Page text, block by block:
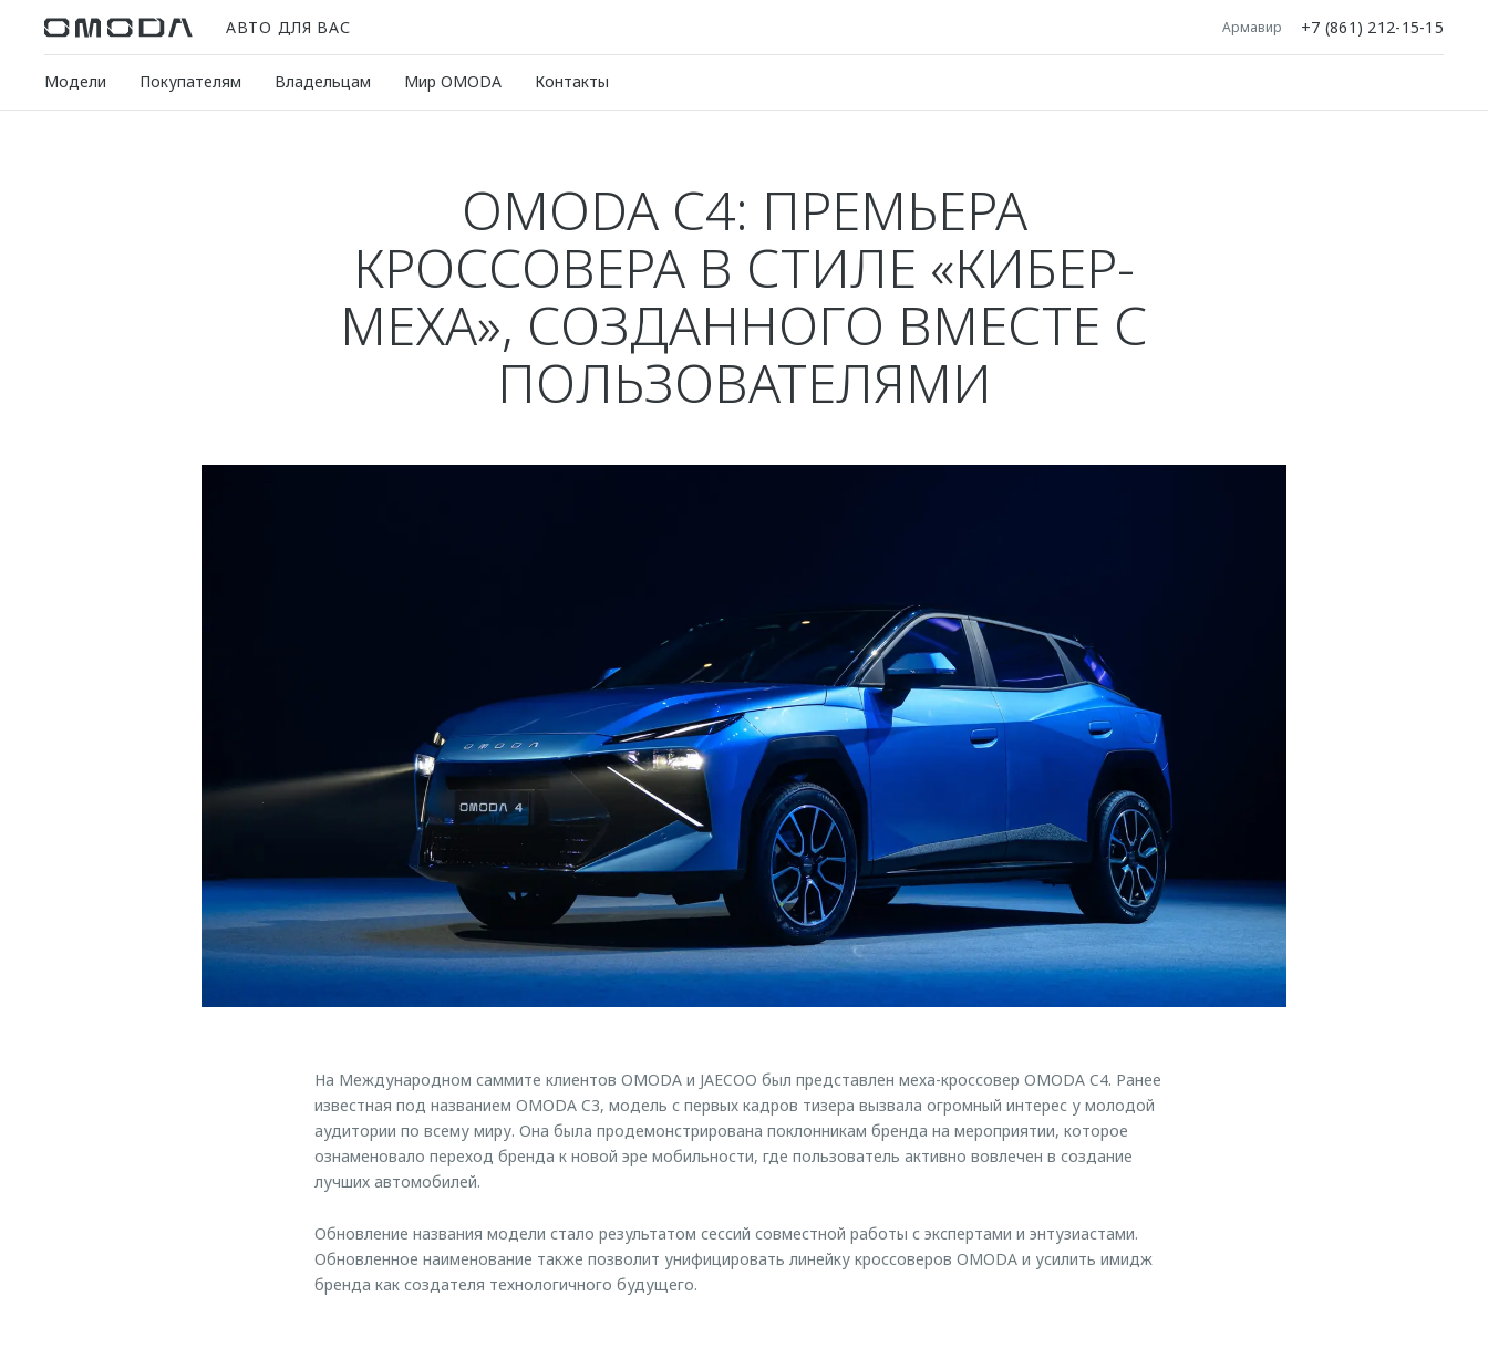
АВТО ДЛЯ ВАС Армавир +7 (861) 212-15-15
Модели Покупателям Владельцам Мир OMODA Контакты
OMODA C4: ПРЕМЬЕРА
КРОССОВЕРА В СТИЛЕ «КИБЕР-
МЕХА», СОЗДАННОГО ВМЕСТЕ С
ПОЛЬЗОВАТЕЛЯМИ
На Международном саммите клиентов OMODA и JAECOO был представлен меха-кроссовер OMODA C4. Ранее
известная под названием OMODA C3, модель с первых кадров тизера вызвала огромный интерес у молодой
аудитории по всему миру. Она была продемонстрирована поклонникам бренда на мероприятии, которое
ознаменовало переход бренда к новой эре мобильности, где пользователь активно вовлечен в создание
лучших автомобилей.
Обновление названия модели стало результатом сессий совместной работы с экспертами и энтузиастами.
Обновленное наименование также позволит унифицировать линейку кроссоверов OMODA и усилить имидж
бренда как создателя технологичного будущего.